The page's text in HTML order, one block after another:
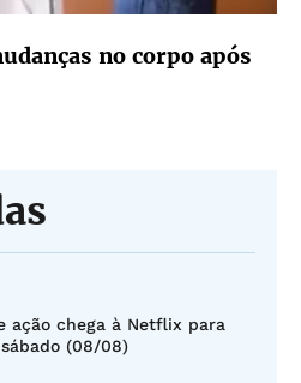
no corpo após
ação chega à Netflix para
(08/08)